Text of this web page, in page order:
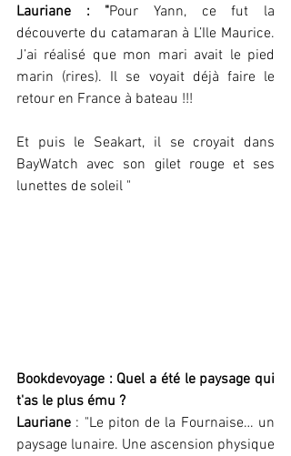
Lauriane : "Pour Yann, ce fut la
découverte du catamaran à L’Ile Maurice.
J’ai réalisé que mon mari avait le pied
marin (rires). Il se voyait déjà faire le
retour en France à bateau !!!
Et puis le Seakart, il se croyait dans
BayWatch avec son gilet rouge et ses
lunettes de soleil "
Bookdevoyage : Quel a été le paysage qui
t'as le plus ému ?
Lauriane : "Le piton de la Fournaise… un
paysage lunaire. Une ascension physique